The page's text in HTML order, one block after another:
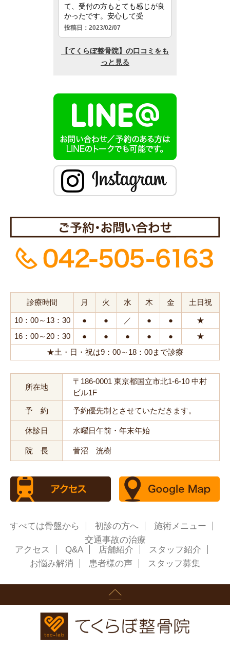
診療時間 月 火 水 木 金 土日祝
10：00～13：30 ● ● ／ ● ●
★
16：00～20：30
● ● ● ● ●
★
★土・日・祝は9：00～18：00まで診療
所在地
〒186-0001 東京都国立市北1-6-10 中村
ビル1F
予 約 予約優先制とさせていただきます。
休診日 水曜日午前・年末年始
院 長 菅沼 洸樹
すべては骨盤から 初診の方へ
施術メニュー
交通事故の治療
アクセス
Q&A 店舗紹介
スタッフ紹介
お悩み解消
患者様の声 スタッフ募集